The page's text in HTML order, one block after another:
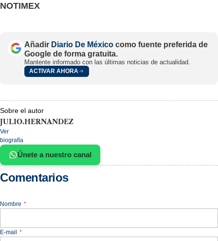
NOTIMEX
Añadir Diario De México como fuente preferida de
Google de forma gratuita.
Mantente informado con las últimas noticias de actualidad.
ACTIVAR AHORA
Sobre el autor
JULIO.HERNANDEZ
Ver
biografía
Únete a nuestro canal
Comentarios
Nombre *
E-mail *